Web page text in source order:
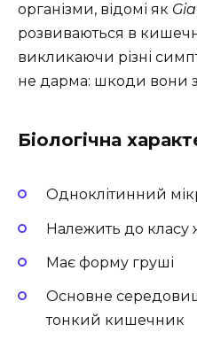
організми, відомі як
розвиваються в
викликаючи різні
не дарма: шкоди вони
Біологічна
Одноклітинний
Належить до класу
Має форму груші
Основне
тонкий кишечник